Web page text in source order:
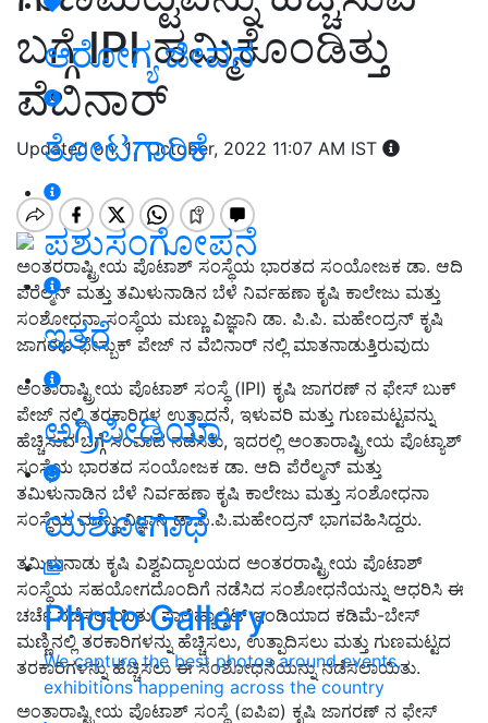
ಆರೋಗ್ಯ ಜೀವನ
ತೋಟಗಾರಿಕೆ
ಪಶುಸಂಗೋಪನೆ
ಇತರೆ
ಅಗ್ರಿಪೀಡಿಯಾ
ಯಶೋಗಾಥೆ
Photo Gallery
We capture the best photos around events,
exhibitions happening across the country
ಬಗ್ಗೆ IPI ಹಮ್ಮಿಕೊಂಡಿತ್ತು
ವೆಬಿನಾರ್
Updated on: 17 October, 2022 11:07 AM IST
ಅಂತರರಾಷ್ಟ್ರೀಯ ಪೊಟಾಶ್ ಸಂಸ್ಥೆಯ ಭಾರತದ ಸಂಯೋಜಕ ಡಾ. ಆದಿ
ಪೆರೆಲ್ಮನ್ ಮತ್ತು ತಮಿಳುನಾಡಿನ ಬೆಳೆ ನಿರ್ವಹಣಾ ಕೃಷಿ ಕಾಲೇಜು ಮತ್ತು
ಸಂಶೋಧನಾ ಸಂಸ್ಥೆಯ ಮಣ್ಣು ವಿಜ್ಞಾನಿ ಡಾ. ಪಿ.ಪಿ. ಮಹೇಂದ್ರನ್ ಕೃಷಿ
ಜಾಗರಣ ಫೇಸ್ಬುಕ್ ಪೇಜ್ ನ ವೆಬಿನಾರ್ ನಲ್ಲಿ ಮಾತನಾಡುತ್ತಿರುವುದು
ಅಂತಾರಾಷ್ಟ್ರೀಯ ಪೊಟಾಶ್ ಸಂಸ್ಥೆ (IPI) ಕೃಷಿ ಜಾಗರಣ್ ನ ಫೇಸ್ ಬುಕ್
ಪೇಜ್ ನಲ್ಲಿ ತರಕಾರಿಗಳ ಉತ್ಪಾದನೆ, ಇಳುವರಿ ಮತ್ತು ಗುಣಮಟ್ಟವನ್ನು
ಹೆಚ್ಚಿಸುವ ಬಗ್ಗೆ ಸಂವಾದ ನಡೆಸಿತು, ಇದರಲ್ಲಿ ಅಂತಾರಾಷ್ಟ್ರೀಯ ಪೊಟ್ಯಾಶ್
ಸಂಸ್ಥೆಯ ಭಾರತದ ಸಂಯೋಜಕ ಡಾ. ಆದಿ ಪೆರೆಲ್ಮನ್ ಮತ್ತು
ತಮಿಳುನಾಡಿನ ಬೆಳೆ ನಿರ್ವಹಣಾ ಕೃಷಿ ಕಾಲೇಜು ಮತ್ತು ಸಂಶೋಧನಾ
ಸಂಸ್ಥೆಯ ಮಣ್ಣು ವಿಜ್ಞಾನಿ ಡಾ.ಪಿ.ಪಿ.ಮಹೇಂದ್ರನ್ ಭಾಗವಹಿಸಿದ್ದರು.
ತಮಿಳುನಾಡು ಕೃಷಿ ವಿಶ್ವವಿದ್ಯಾಲಯದ ಅಂತರರಾಷ್ಟ್ರೀಯ ಪೊಟಾಶ್
ಸಂಸ್ಥೆಯ ಸಹಯೋಗದೊಂದಿಗೆ ನಡೆಸಿದ ಸಂಶೋಧನೆಯನ್ನು ಆಧರಿಸಿ ಈ
ಚರ್ಚೆ ನಡೆಸಲಾಯಿತು. ಪಾಲಿಹ್ಯಾಲೈಟ್ ಇಂಡಿಯಾದ ಕಡಿಮೆ-ಬೇಸ್
ಮಣ್ಣಿನಲ್ಲಿ ತರಕಾರಿಗಳನ್ನು ಹೆಚ್ಚಿಸಲು, ಉತ್ಪಾದಿಸಲು ಮತ್ತು ಗುಣಮಟ್ಟದ
ತರಕಾರಿಗಳನ್ನು ಹೆಚ್ಚಿಸಲು ಈ ಸಂಶೋಧನೆಯನ್ನು ನಡೆಸಲಾಯಿತು.
ಅಂತಾರಾಷ್ಟ್ರೀಯ ಪೊಟಾಶ್ ಸಂಸ್ಥೆ (ಐಪಿಐ) ಕೃಷಿ ಜಾಗರಣ್ ನ ಫೇಸ್